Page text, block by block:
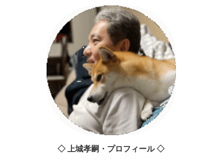
◇ 上城孝嗣・プロフィール ◇